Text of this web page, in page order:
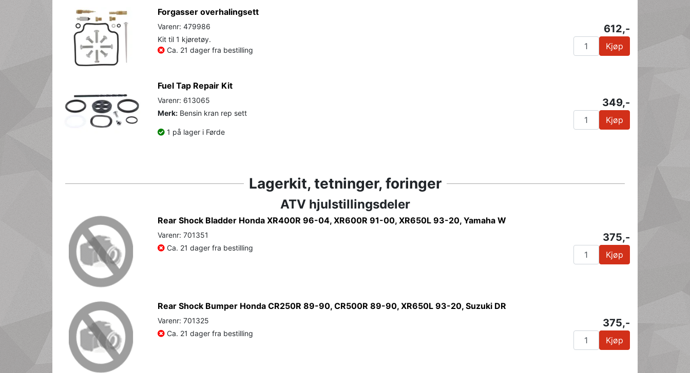
Forgasser overhalingsett
Varenr: 479986
Kit til 1 kjøretøy.
Ca. 21 dager fra bestilling
612,-
Kjøp
Fuel Tap Repair Kit
Varenr: 613065
Merk: Bensin kran rep sett
1 på lager i Førde
349,-
Kjøp
Lagerkit, tetninger, foringer
ATV hjulstillingsdeler
Rear Shock Bladder Honda XR400R 96-04, XR600R 91-00, XR650L 93-20, Yamaha W
Varenr: 701351
Ca. 21 dager fra bestilling
375,-
Kjøp
Rear Shock Bumper Honda CR250R 89-90, CR500R 89-90, XR650L 93-20, Suzuki DR
Varenr: 701325
Ca. 21 dager fra bestilling
375,-
Kjøp